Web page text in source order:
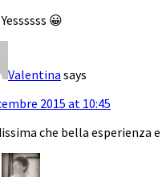
Yessssss 😀
Valentina says
2015 at 10:45
che bella esperienza